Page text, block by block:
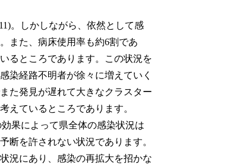
。しかしながら、依然として感
また、病床使用率も約6割であ
るところであります。この状況を
染経路不明者が徐々に増えていく
た発見が遅れて大きなクラスター
えているところであります。
果によって県全体の感染状況は
断を許されない状況であります。
況にあり、感染の再拡大を招かな